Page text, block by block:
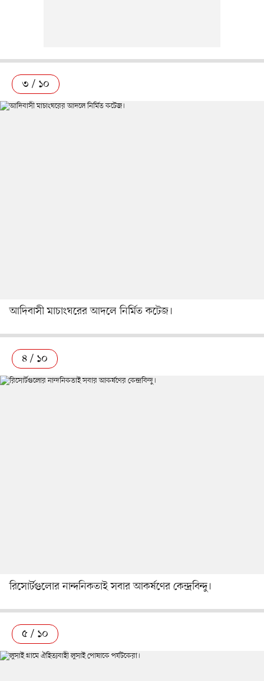
৩ / ১০
আদিবাসী মাচাংঘরের আদলে নির্মিত কটেজ।
৪ / ১০
রিসোর্টগুলোর নান্দনিকতাই সবার আকর্ষণের কেন্দ্রবিন্দু।
৫ / ১০